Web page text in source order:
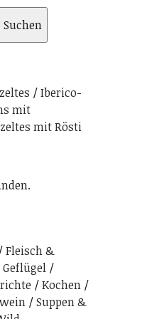
Suchen
Iberico-
mit
mit Rösti
Fleisch &
Geflügel
Kochen
Suppen &